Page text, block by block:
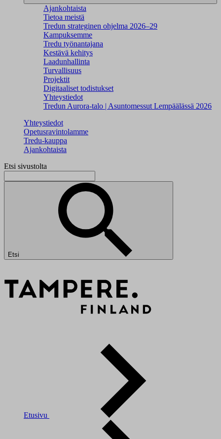
Ajankohtaista
Tietoa meistä
Tredun strateginen ohjelma 2026–29
Kampuksemme
Tredu työnantajana
Kestävä kehitys
Laadunhallinta
Turvallisuus
Projektit
Digitaaliset todistukset
Yhteystiedot
Tredun Aurora-talo | Asuntomessut Lempäälässä 2026
Yhteystiedot
Opetusravintolamme
Tredu-kauppa
Ajankohtaista
Etsi sivustolta
Etsi
Etusivu